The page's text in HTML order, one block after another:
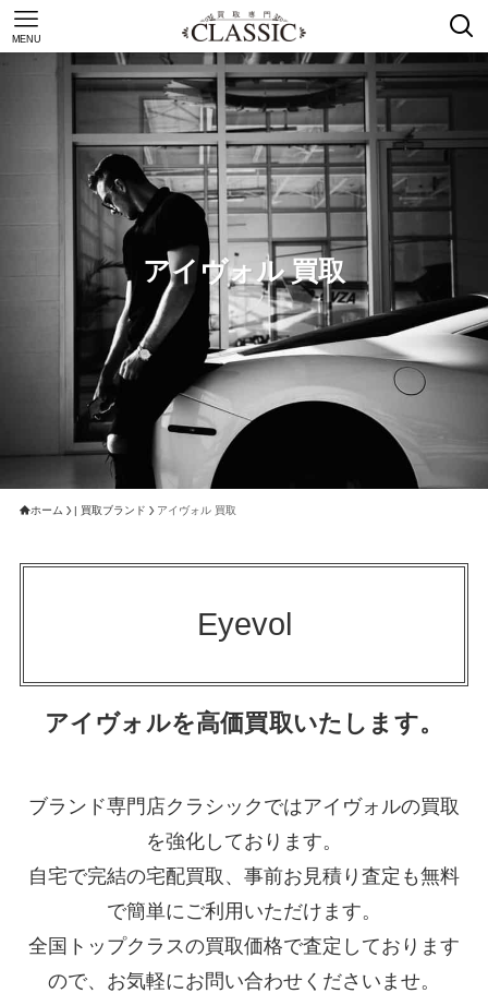
MENU
アイヴォル 買取
ホーム | 買取ブランド アイヴォル 買取
Eyevol
アイヴォルを高価買取いたします。
ブランド専門店クラシックではアイヴォルの買取
を強化しております。
自宅で完結の宅配買取、事前お見積り査定も無料
で簡単にご利用いただけます。
全国トップクラスの買取価格で査定しております
ので、お気軽にお問い合わせくださいませ。